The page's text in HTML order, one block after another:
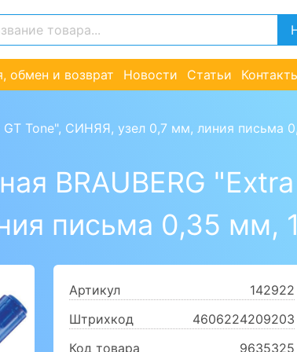
обмен и возврат Новости Статьи
GT Tone", СИНЯЯ, узел 0,7 мм, линия письма
BRAUBERG
письма 0,35 мм, 1
Артикул
142922
Штрихкод
4606224209203
Код товара
9635325